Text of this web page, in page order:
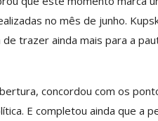
no mês de junho.
trazer ainda mais para a
concordou com os
E completou ainda que a